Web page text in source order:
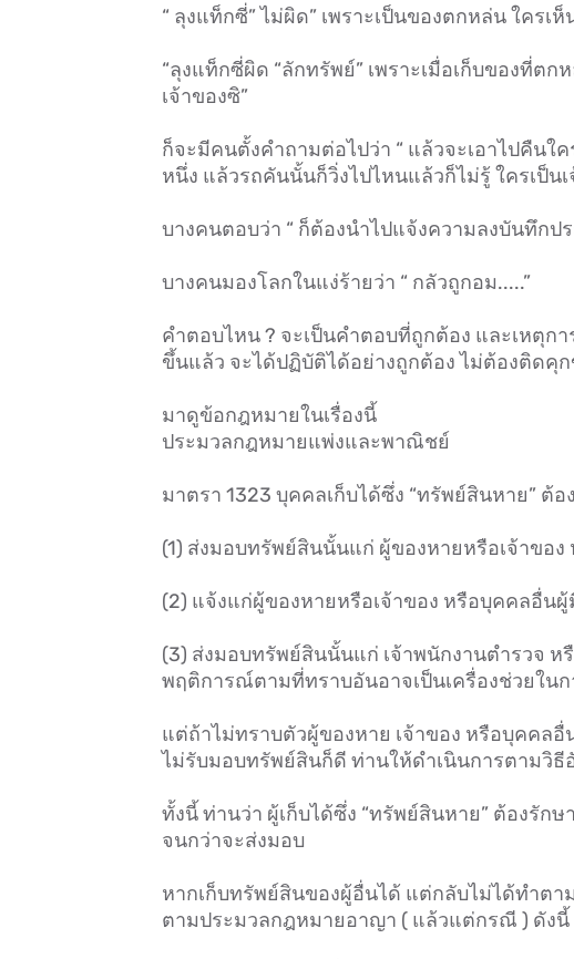
“ ลุงแท็กซี่” ไม่ผิด” เพราะเป็นของตกหล่น ใครเ
“ลุงแท็กซี่ผิด “ลักทรัพย์” เพราะเมื่อเก็บของที่ตก
เจ้าของซิ”
ก็จะมีคนตั้งคำถามต่อไปว่า “ แล้วจะเอาไปคืน
หนึ่ง แล้วรถคันนั้นก็วิ่งไปไหนแล้วก็ไม่รู้ ใครเป็น
บางคนตอบว่า “ ก็ต้องนำไปแจ้งความลงบันทึกป
บางคนมองโลกในแง่ร้ายว่า “ กลัวถูกอม.....”
คำตอบไหน ? จะเป็นคำตอบที่ถูกต้อง และเหตุก
ขึ้นแล้ว จะได้ปฏิบัติได้อย่างถูกต้อง ไม่ต้องติดคุก
มาดูข้อกฎหมายในเรื่องนี้
ประมวลกฎหมายแพ่งและพาณิชย์
มาตรา 1323 บุคคลเก็บได้ซึ่ง “ทรัพย์สินหาย” ต้
(1) ส่งมอบทรัพย์สินนั้นแก่ ผู้ของหายหรือเจ้าข
(2) แจ้งแก่ผู้ของหายหรือเจ้าของ หรือบุคคลอื่
(3) ส่งมอบทรัพย์สินนั้นแก่ เจ้าพนักงานตำรวจ
พฤติการณ์ตามที่ทราบอันอาจเป็นเครื่องช่วยใ
แต่ถ้าไม่ทราบตัวผู้ของหาย เจ้าของ หรือบุคค
ไม่รับมอบทรัพย์สินก็ดี ท่านให้ดำเนินการตามวิ
ทั้งนี้ ท่านว่า ผู้เก็บได้ซึ่ง “ทรัพย์สินหาย” ต้องรั
จนกว่าจะส่งมอบ
หากเก็บทรัพย์สินของผู้อื่นได้ แต่กลับไม่ได้ทำต
ตามประมวลกฎหมายอาญา ( แล้วแต่กรณี ) ดังนี้